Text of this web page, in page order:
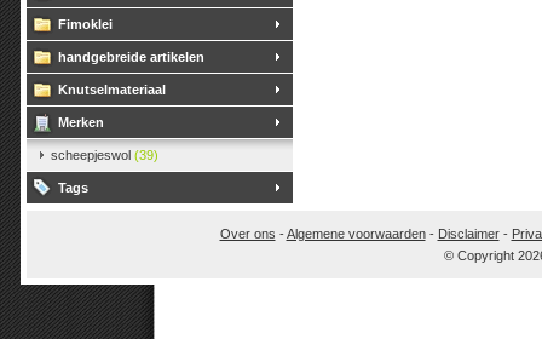
Fimoklei
handgebreide artikelen
Knutselmateriaal
Merken
scheepjeswol (39)
Tags
Over ons -Algemene voorwaarden- Disclaimer-
© Copyright